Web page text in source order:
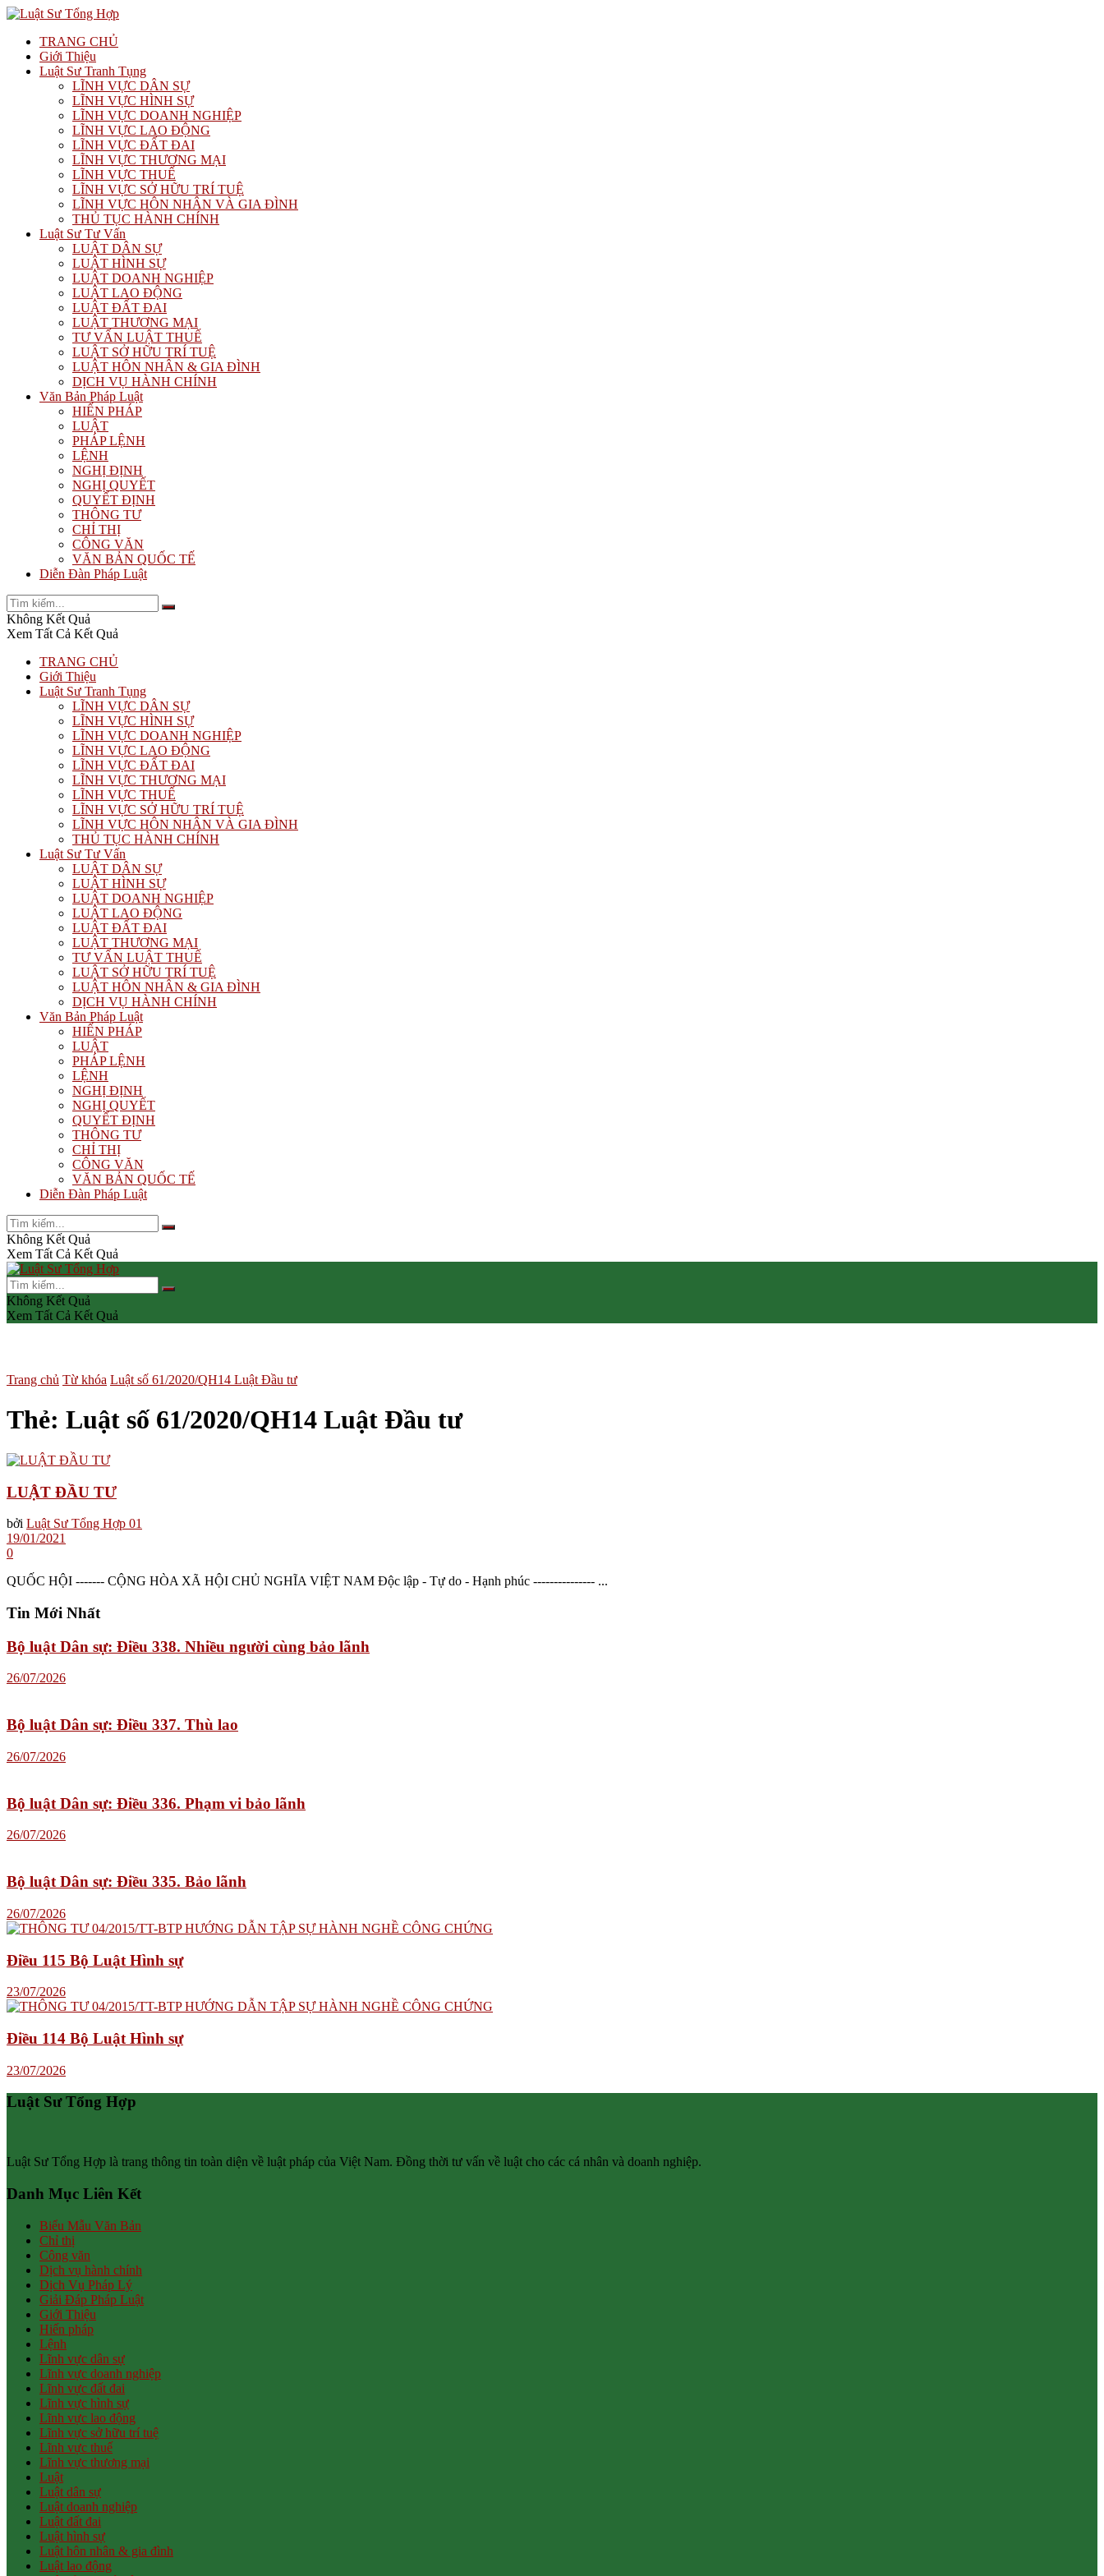
TRANG CHỦ
Giới Thiệu
Luật Sư Tranh Tụng
LĨNH VỰC DÂN SỰ
LĨNH VỰC HÌNH SỰ
LĨNH VỰC DOANH NGHIỆP
LĨNH VỰC LAO ĐỘNG
LĨNH VỰC ĐẤT ĐAI
LĨNH VỰC THƯƠNG MẠI
LĨNH VỰC THUẾ
LĨNH VỰC SỞ HỮU TRÍ TUỆ
LĨNH VỰC HÔN NHÂN VÀ GIA ĐÌNH
THỦ TỤC HÀNH CHÍNH
Luật Sư Tư Vấn
LUẬT DÂN SỰ
LUẬT HÌNH SỰ
LUẬT DOANH NGHIỆP
LUẬT LAO ĐỘNG
LUẬT ĐẤT ĐAI
LUẬT THƯƠNG MẠI
TƯ VẤN LUẬT THUẾ
LUẬT SỞ HỮU TRÍ TUỆ
LUẬT HÔN NHÂN & GIA ĐÌNH
DỊCH VỤ HÀNH CHÍNH
Văn Bản Pháp Luật
HIẾN PHÁP
LUẬT
PHÁP LỆNH
LỆNH
NGHỊ ĐỊNH
NGHỊ QUYẾT
QUYẾT ĐỊNH
THÔNG TƯ
CHỈ THỊ
CÔNG VĂN
VĂN BẢN QUỐC TẾ
Diễn Đàn Pháp Luật
Không Kết Quả
Xem Tất Cả Kết Quả
TRANG CHỦ
Giới Thiệu
Luật Sư Tranh Tụng
LĨNH VỰC DÂN SỰ
LĨNH VỰC HÌNH SỰ
LĨNH VỰC DOANH NGHIỆP
LĨNH VỰC LAO ĐỘNG
LĨNH VỰC ĐẤT ĐAI
LĨNH VỰC THƯƠNG MẠI
LĨNH VỰC THUẾ
LĨNH VỰC SỞ HỮU TRÍ TUỆ
LĨNH VỰC HÔN NHÂN VÀ GIA ĐÌNH
THỦ TỤC HÀNH CHÍNH
Luật Sư Tư Vấn
LUẬT DÂN SỰ
LUẬT HÌNH SỰ
LUẬT DOANH NGHIỆP
LUẬT LAO ĐỘNG
LUẬT ĐẤT ĐAI
LUẬT THƯƠNG MẠI
TƯ VẤN LUẬT THUẾ
LUẬT SỞ HỮU TRÍ TUỆ
LUẬT HÔN NHÂN & GIA ĐÌNH
DỊCH VỤ HÀNH CHÍNH
Văn Bản Pháp Luật
HIẾN PHÁP
LUẬT
PHÁP LỆNH
LỆNH
NGHỊ ĐỊNH
NGHỊ QUYẾT
QUYẾT ĐỊNH
THÔNG TƯ
CHỈ THỊ
CÔNG VĂN
VĂN BẢN QUỐC TẾ
Diễn Đàn Pháp Luật
Không Kết Quả
Xem Tất Cả Kết Quả
Không Kết Quả
Xem Tất Cả Kết Quả
Trang chủ Từ khóa Luật số 61/2020/QH14 Luật Đầu tư
Thẻ: Luật số 61/2020/QH14 Luật Đầu tư
LUẬT ĐẦU TƯ
bởi Luật Sư Tổng Hợp 01
19/01/2021
0
QUỐC HỘI ------- CỘNG HÒA XÃ HỘI CHỦ NGHĨA VIỆT NAM Độc lập - Tự do - Hạnh phúc --------------- ...
Tin Mới Nhất
Bộ luật Dân sự: Điều 338. Nhiều người cùng bảo lãnh
26/07/2026
Bộ luật Dân sự: Điều 337. Thù lao
26/07/2026
Bộ luật Dân sự: Điều 336. Phạm vi bảo lãnh
26/07/2026
Bộ luật Dân sự: Điều 335. Bảo lãnh
26/07/2026
Điều 115 Bộ Luật Hình sự
23/07/2026
Điều 114 Bộ Luật Hình sự
23/07/2026
Luật Sư Tổng Hợp
Luật Sư Tổng Hợp là trang thông tin toàn diện về luật pháp của Việt Nam. Đồng thời tư vấn về luật cho các cá nhân và doanh nghiệp.
Danh Mục Liên Kết
Biểu Mẫu Văn Bản
Chỉ thị
Công văn
Dịch vụ hành chính
Dịch Vụ Pháp Lý
Giải Đáp Pháp Luật
Giới Thiệu
Hiến pháp
Lệnh
Lĩnh vực dân sự
Lĩnh vực doanh nghiệp
Lĩnh vực đất đai
Lĩnh vực hình sự
Lĩnh vực lao động
Lĩnh vực sở hữu trí tuệ
Lĩnh vực thuế
Lĩnh vực thương mại
Luật
Luật dân sự
Luật doanh nghiệp
Luật đất đai
Luật hình sự
Luật hôn nhân & gia đình
Luật lao động